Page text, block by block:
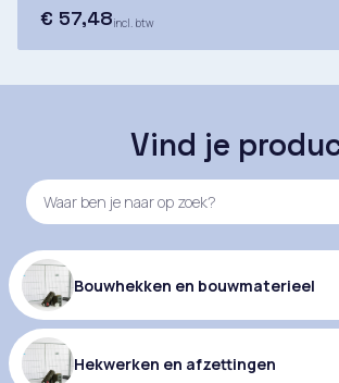
€ 57,48incl. btw
Vind je
Bouwhekken en bouwmaterieel
Hekwerken en afzettingen